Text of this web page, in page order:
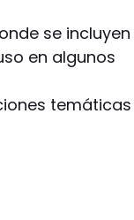
se incluyen
en algunos
temáticas